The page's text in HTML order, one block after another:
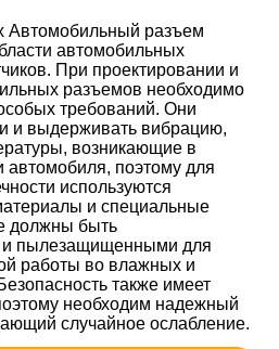
Автомобильный разъем
автомобильных
При проектировании и
разъемов необходимо
требований. Они
и выдерживать вибрацию,
возникающие в
автомобиля, поэтому для
используются
и специальные
должны быть
пылезащищенными для
работы во влажных и
также имеет
необходим надежный
случайное ослабление.